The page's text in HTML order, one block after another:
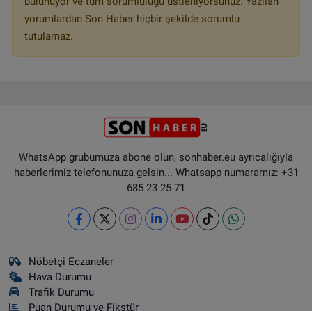
yorumlardan Son Haber hiçbir şekilde sorumlu
tutulamaz.
WhatsApp grubumuza abone olun, sonhaber.eu ayrıcalığıyla
haberlerimiz telefonunuza gelsin... Whatsapp numaramız: +31
685 23 25 71
Nöbetçi Eczaneler
Hava Durumu
Trafik Durumu
Puan Durumu ve Fikstür